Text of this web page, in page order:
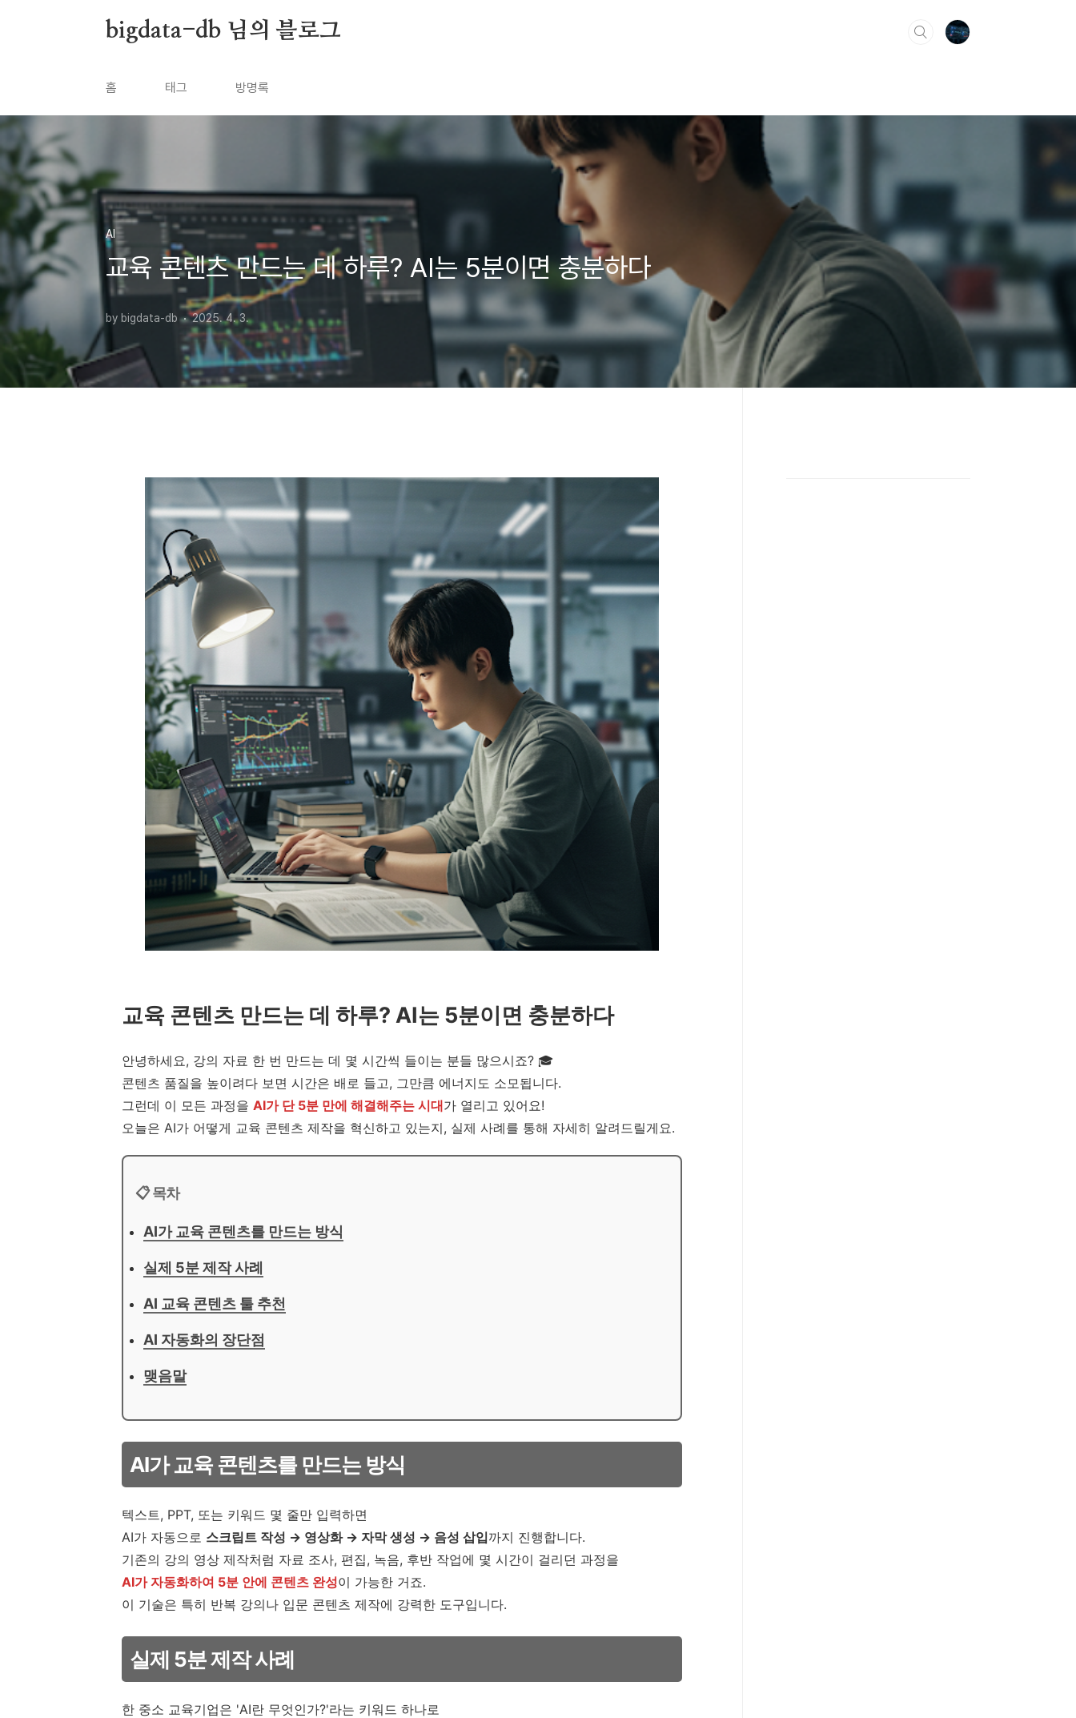
bigdata-db 님의 블로그
홈 태그 방명록
AI
교육 콘텐츠 만드는 데 하루? AI는 5분이면 충분하다
by bigdata-db 2025. 4. 3.
교육 콘텐츠 만드는 데 하루? AI는 5분이면 충분하다
안녕하세요, 강의 자료 한 번 만드는 데 몇 시간씩 들이는 분들 많으시죠? 🎓
콘텐츠 품질을 높이려다 보면 시간은 배로 들고, 그만큼 에너지도 소모됩니다.
그런데 이 모든 과정을 AI가 단 5분 만에 해결해주는 시대가 열리고 있어요!
오늘은 AI가 어떻게 교육 콘텐츠 제작을 혁신하고 있는지, 실제 사례를 통해 자세히 알려드릴게요.
📋 목차
AI가 교육 콘텐츠를 만드는 방식
실제 5분 제작 사례
AI 교육 콘텐츠 툴 추천
AI 자동화의 장단점
맺음말
AI가 교육 콘텐츠를 만드는 방식
텍스트, PPT, 또는 키워드 몇 줄만 입력하면
AI가 자동으로 스크립트 작성 → 영상화 → 자막 생성 → 음성 삽입까지 진행합니다.
기존의 강의 영상 제작처럼 자료 조사, 편집, 녹음, 후반 작업에 몇 시간이 걸리던 과정을
AI가 자동화하여 5분 안에 콘텐츠 완성이 가능한 거죠.
이 기술은 특히 반복 강의나 입문 콘텐츠 제작에 강력한 도구입니다.
실제 5분 제작 사례
한 중소 교육기업은 'AI란 무엇인가?'라는 키워드 하나로